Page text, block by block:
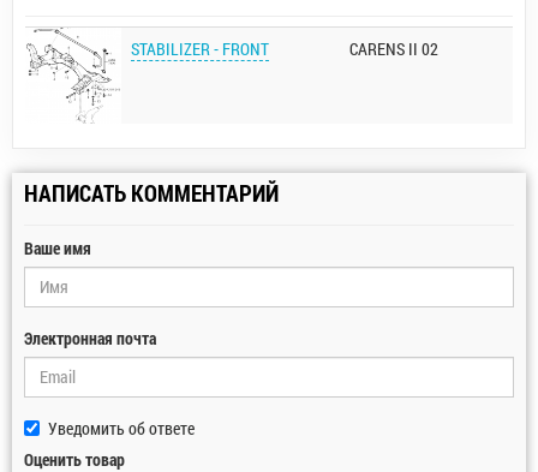
STABILIZER - FRONT CARENS II 02
НАПИСАТЬ КОММЕНТАРИЙ
Ваше имя
Электронная почта
Уведомить об ответе
Оценить товар